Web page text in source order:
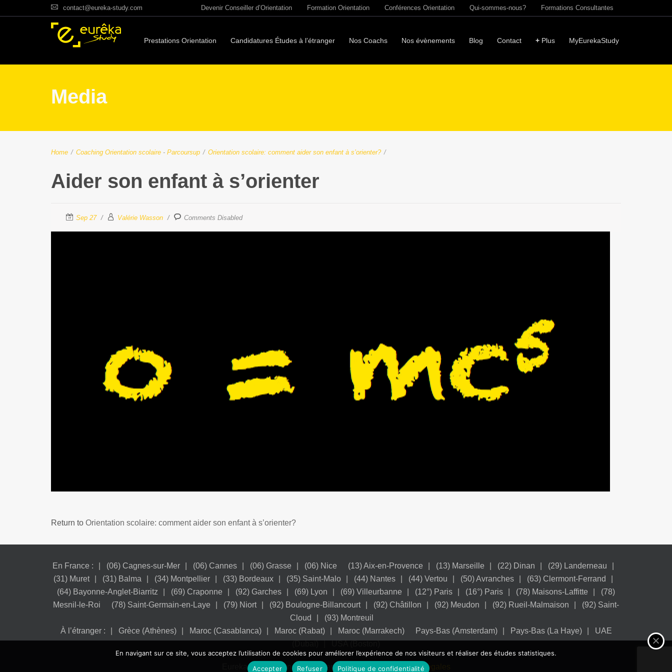
contact@eureka-study.com Devenir Conseiller d’Orientation Formation Orientation Conférences Orientation Qui-sommes-nous? Formations Consultantes
Prestations Orientation Candidatures Études à l’étranger Nos Coachs Nos évènements Blog Contact + Plus MyEurekaStudy
Media
Home / Coaching Orientation scolaire - Parcoursup / Orientation scolaire: comment aider son enfant à s’orienter? /
Aider son enfant à s’orienter
Sep 27 Valérie Wasson Comments Disabled
Return to Orientation scolaire: comment aider son enfant à s’orienter?
En France : (06) Cagnes-sur-Mer (06) Cannes (06) Grasse (06) Nice (13) Aix-en-Provence (13) Marseille (22) Dinan
(29) Landerneau
(31) Muret
(31) Balma (34) Montpellier (33) Bordeaux (35) Saint-Malo (44) Nantes (44) Vertou (50) Avranches
(63) Clermont-Ferrand
(64) Bayonne-Anglet-Biarritz
(69) Craponne (92) Garches (69) Lyon (69) Villeurbanne (12°) Paris (16°) Paris (78) Maisons-Laffitte
(78)
Mesnil-le-Roi
(78) Saint-Germain-en-Laye (79) Niort (92) Boulogne-Billancourt (92) Châtillon (92) Meudon (92) Rueil-Malmaison
(92) Saint-
Cloud
(93) Montreuil
À l’étranger :
Grèce (Athènes) Maroc (Casablanca) Maroc (Rabat) Maroc (Marrakech) Pays-Bas (Amsterdam) Pays-Bas (La Haye)
UAE
Eureka Study - Conseil en orientation Scolaire.Mentions légales
En navigant sur ce site, vous acceptez l’utilisation de cookies pour améliorer l’expérience de nos visiteurs et réaliser des études statistiques.
Accepter
Refuser Politique de confidentialité